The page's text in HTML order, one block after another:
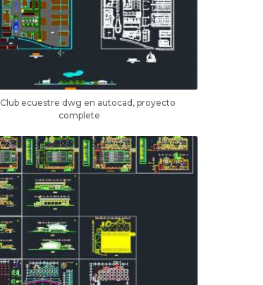
Club ecuestre dwg en autocad, proyecto
complete